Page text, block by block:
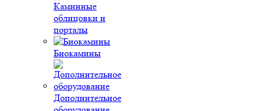
Каминные
облицовки и
порталы
Биокамины
Дополнительное